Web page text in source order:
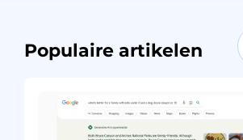
Populaire artikelen